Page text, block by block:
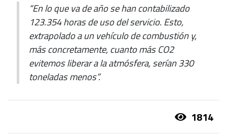
“En lo que va de año se han contabilizado
123.354 horas de uso del servicio. Esto,
extrapolado a un vehículo de combustión y,
más concretamente, cuanto más CO2
evitemos liberar a la atmósfera, serían 330
toneladas menos”.
1814